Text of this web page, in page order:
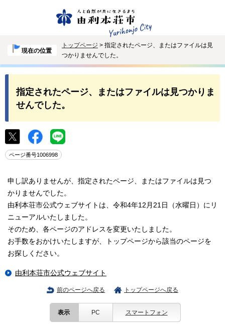
現在の位置
トップページ > 指定されたページ、またはファイルは見
つかりませんでした。
指定されたページ、またはファイルは見つかりま
せんでした。
ページ番号1006998
申し訳ありませんが、指定されたページ、またはファイルは見つ
かりませんでした。
由利本荘市公式ウェブサイトは、令和4年12月21日（水曜日）にリ
ニューアルいたしました。
そのため、各ページのアドレスを変更いたしました。
お手数をおかけいたしますが、トップページから該当のページを
お探しください。
由利本荘市公式ウェブサイト
前のページへ戻る トップページへ戻る
表示 PC スマートフォン